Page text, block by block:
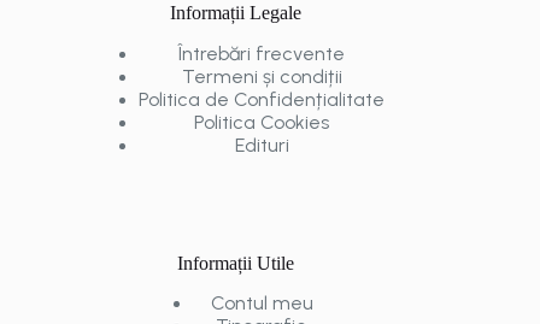
Informații Legale
Întrebări frecvente
Termeni și condiții
Politica de Confidențialitate
Politica Cookies
Edituri
Informații Utile
Contul meu